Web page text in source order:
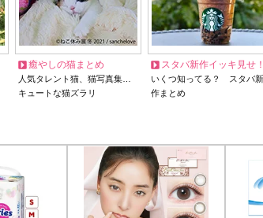
癒やしの猫まとめ
人気タレント猫、猫写真集…
キュートな猫ズラリ
スタバ新作イッキ見せ！
いくつ知ってる？ スタバ新
作まとめ